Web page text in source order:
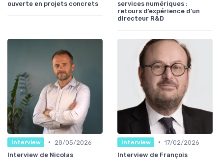
ouverte en projets concrets
services numériques :
retours d’expérience d’un
directeur R&D
Interview •
28/05/2026
Interview de Nicolas
Interview • 17/02/2026
Interview de François